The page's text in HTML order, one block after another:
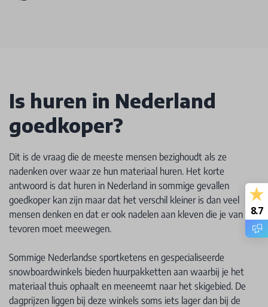
Is huren in Nederland
goedkoper?
Dit is de vraag die de meeste mensen bezighoudt als ze
nadenken over waar ze hun materiaal huren. Het korte
antwoord is dat huren in Nederland in sommige gevallen
goedkoper kan zijn maar dat het verschil kleiner is dan veel
mensen denken en dat er ook nadelen aan kleven die je van
tevoren moet meewegen.
Sommige Nederlandse sportketens en gespecialiseerde
snowboardwinkels bieden huurpakketten aan waarbij je het
materiaal thuis ophaalt en meeneemt naar het skigebied. De
dagprijzen liggen bij deze winkels soms iets lager dan bij de
8.7